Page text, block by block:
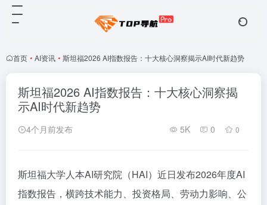
首页 • AI资讯 • 斯坦福2026 AI指数报告：十大核心洞察揭示AI时代新趋势
斯坦福2026 AI指数报告：十大核心洞察揭
示AI时代新趋势
4个月前发布 5K 0 0
斯坦福大学人本AI研究院（HAI）近日发布2026年度AI
指数报告，横跨技术能力、投资格局、劳动力影响、公